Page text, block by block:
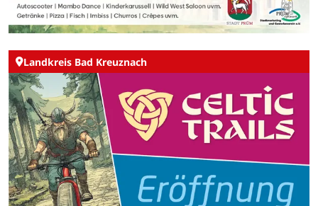
Landkreis Bad Kreuznach